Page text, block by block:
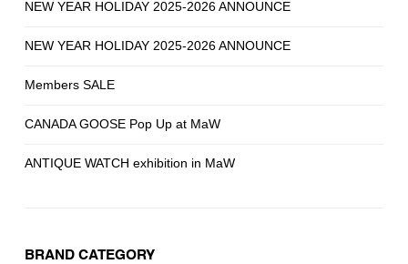
NEW YEAR HOLIDAY 2025-2026 ANNOUNCE
NEW YEAR HOLIDAY 2025-2026 ANNOUNCE
Members SALE
CANADA GOOSE Pop Up at MaW
ANTIQUE WATCH exhibition in MaW
BRAND CATEGORY